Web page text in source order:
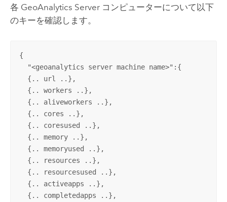
各 GeoAnalytics Serverコンピューターについて以下
のキーを確認します。
{
  "<geoanalytics server machine name>":{
  {.. url ..},
  {.. workers ..},
  {.. aliveworkers ..},
  {.. cores ..},
  {.. coresused ..},
  {.. memory ..},
  {.. memoryused ..},
  {.. resources ..},
  {.. resourcesused ..},
  {.. activeapps ..},
  {.. completedapps ..},